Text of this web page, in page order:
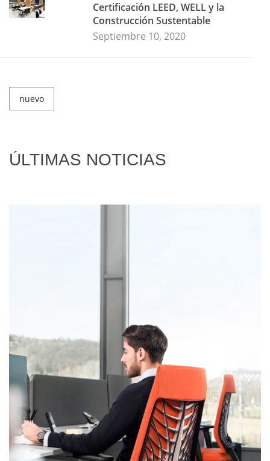
Certificación LEED, WELL y la
Construcción Sustentable
Septiembre 10, 2020
nuevo
ÚLTIMAS NOTICIAS